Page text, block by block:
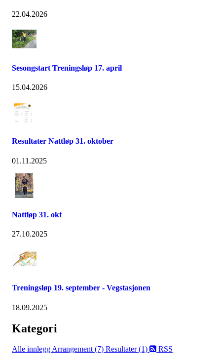
22.04.2026
Sesongstart Treningsløp 17. april
15.04.2026
Resultater Nattløp 31. oktober
01.11.2025
Nattløp 31. okt
27.10.2025
Treningsløp 19. september - Vegstasjonen
18.09.2025
Kategori
Alle innleggArrangement (7) Resultater (1) RSS